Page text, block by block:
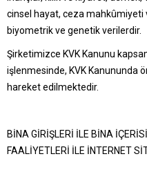
cinsel hayat, ceza mahkûmiyeti
biyometrik ve genetik verilerdir.
Şirketimizce KVK Kanunu
işlenmesinde, KVK Kanununda
hareket edilmektedir.
BİNA GİRİŞLERİ İLE BİNA
FAALİYETLERİ İLE İNTERNET